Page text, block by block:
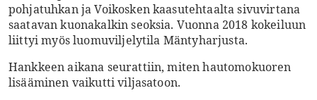
pohjatuhkan ja Voikosken kaasutehtaalta sivuvirtana
saatavan kuonakalkin seoksia. Vuonna 2018 kokeiluun
liittyi myös luomuviljelytila Mäntyharjusta.
Hankkeen aikana seurattiin, miten hautomokuoren
lisääminen vaikutti viljasatoon.